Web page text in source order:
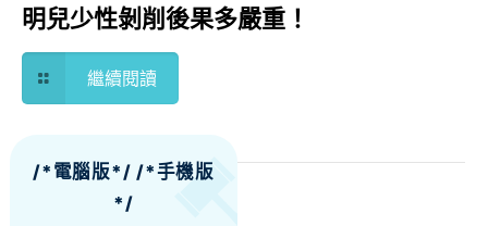
明兒少性剝削後果多嚴重！
繼續閱讀
/*電腦版*//*手機版
*/